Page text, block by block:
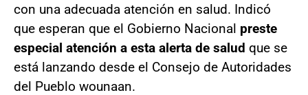
con una adecuada atención en salud. Indicó
que esperan que el Gobierno Nacional preste
especial atención a esta alerta de salud que se
está lanzando desde el Consejo de Autoridades
del Pueblo wounaan.